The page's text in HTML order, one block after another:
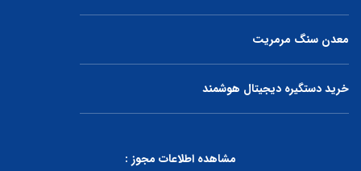
معدن سنگ مرمریت
خرید دستگیره دیجیتال هوشمند
مشاهده اطلاعات مجوز :